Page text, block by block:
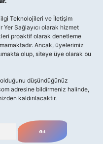
Teknolojileri ve İletişim
Yer Sağlayıcı olarak hizmet
proaktif olarak denetleme
Ancak, üyelerimiz
olup, siteye üye olarak bu
düşündüğünüz
adresine bildirmeniz halinde,
kaldırılacaktır.